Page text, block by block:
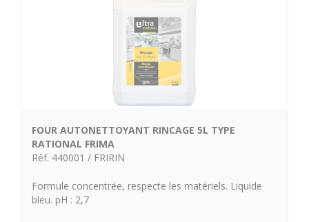
FOUR AUTONETTOYANT RINCAGE 5L TYPE
RATIONAL FRIMA
Réf. 440001 / FRIRIN
Formule concentrée, respecte les matériels. Liquide
bleu. pH : 2,7